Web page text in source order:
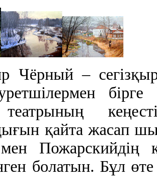
Чёрный –
қайта жасап
Пожарскийдің
болатын. Бұл